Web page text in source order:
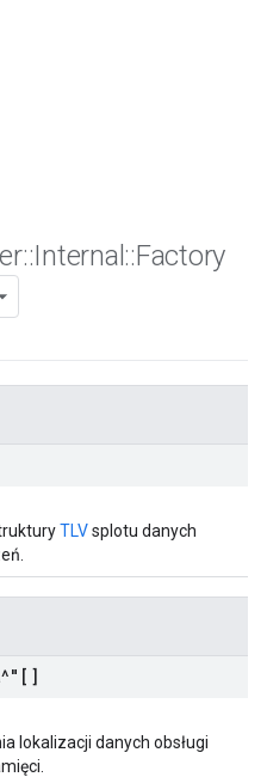
::Internal ::Factory
TLVsplotu danych
lokalizacji danych obsługi